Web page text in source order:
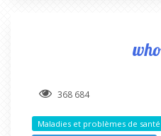
368 684
Maladies et problèmes de santé